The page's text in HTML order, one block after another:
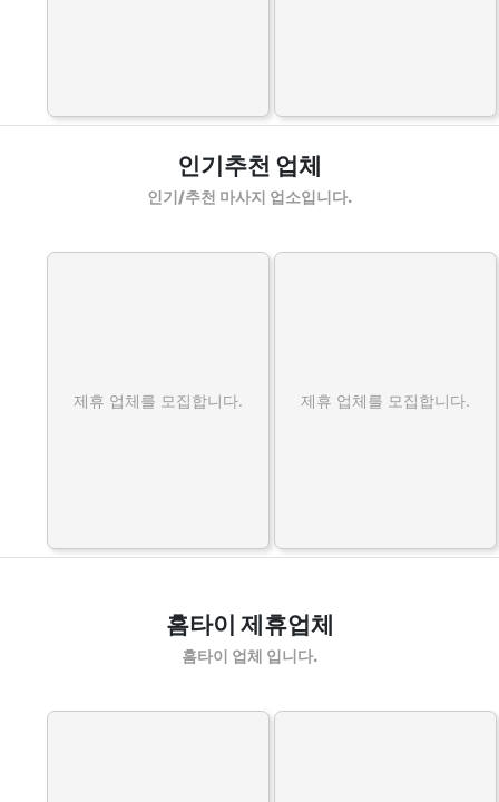
인기추천 업체
인기/추천 마사지 업소입니다.
제휴 업체를 모집합니다. 제휴 업체를 모집합니다.
홈타이 제휴업체
홈타이 업체 입니다.